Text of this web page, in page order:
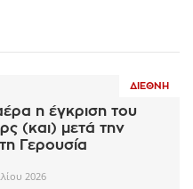
ΔΙΕΘΝΉ
η έγκριση του
(και) μετά την
Γερουσία
2026